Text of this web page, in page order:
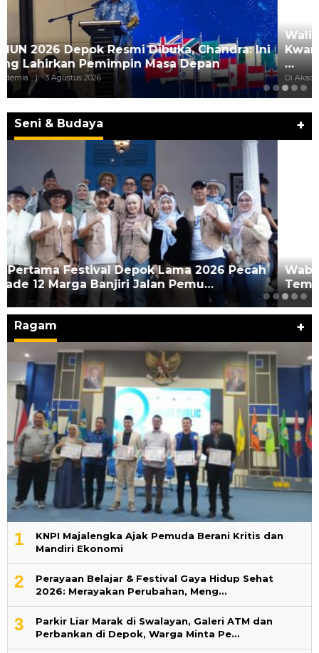
Wali Kota Supian Suri Lantik Pengurus
Kwarcab Pramuka Depok 2026–2031, Tegaskan
…
Di Akademia | 1 Agustus 2026
Seni & Budaya +
Tembakau di Sukasari
Ragam +
1
KNPI Majalengka Ajak Pemuda Berani Kritis dan
Mandiri Ekonomi
2
Perayaan Belajar & Festival Gaya Hidup Sehat
2026: Merayakan Perubahan, Meng…
3
Parkir Liar Marak di Swalayan, Galeri ATM dan
Perbankan di Depok, Warga Minta Pe…